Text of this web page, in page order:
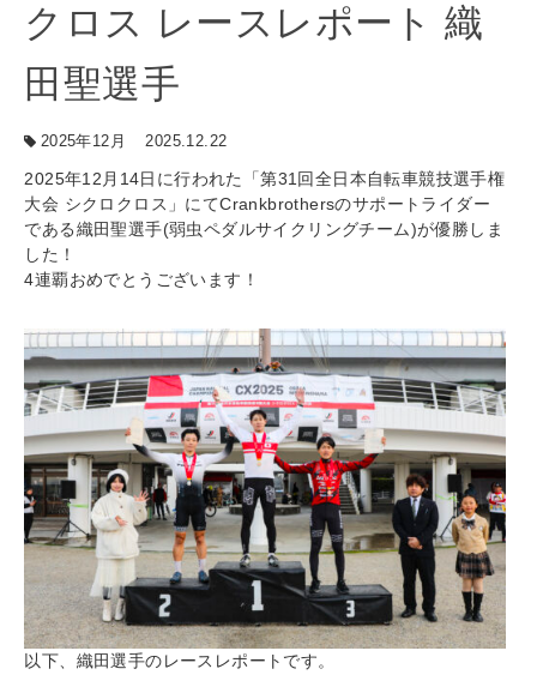
クロス レースレポート 織
田聖選手
2025年12月 2025.12.22
2025年12月14日に行われた「第31回全日本自転車競技選手権
大会 シクロクロス」にてCrankbrothersのサポートライダー
である織田聖選手(弱虫ペダルサイクリングチーム)が優勝しま
した！
4連覇おめでとうございます！
以下、織田選手のレースレポートです。